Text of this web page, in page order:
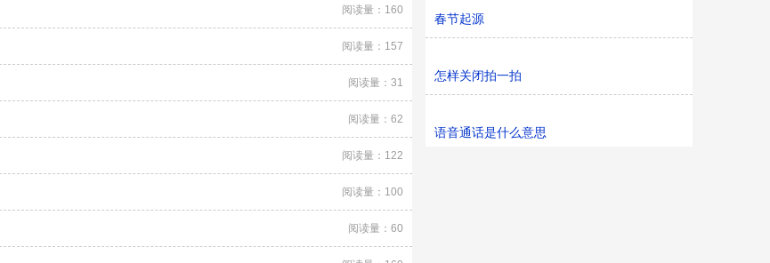
阅读量：160
阅读量：157
阅读量：31
阅读量：62
阅读量：122
阅读量：100
阅读量：60
春节起源
怎样关闭拍一拍
语音通话是什么意思